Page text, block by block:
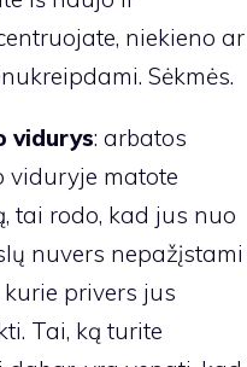
niekieno ar
Sėkmės.
vidurys: arbatos
viduryje matote
tai rodo, kad jus nuo
nuvers nepažįstami
kurie privers jus
Tai, ką turite